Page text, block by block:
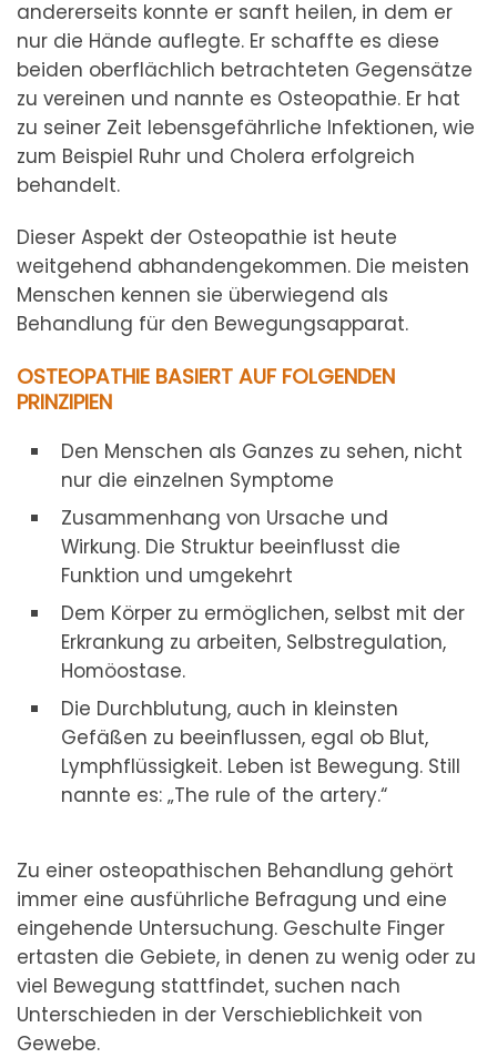
andererseits konnte er sanft heilen, in dem er
nur die Hände auflegte. Er schaffte es diese
beiden oberflächlich betrachteten Gegensätze
zu vereinen und nannte es Osteopathie. Er hat
zu seiner Zeit lebensgefährliche Infektionen, wie
zum Beispiel Ruhr und Cholera erfolgreich
behandelt.
Dieser Aspekt der Osteopathie ist heute
weitgehend abhandengekommen. Die meisten
Menschen kennen sie überwiegend als
Behandlung für den Bewegungsapparat.
OSTEOPATHIE BASIERT AUF FOLGENDEN
PRINZIPIEN
Den Menschen als Ganzes zu sehen, nicht
nur die einzelnen Symptome
Zusammenhang von Ursache und
Wirkung. Die Struktur beeinflusst die
Funktion und umgekehrt
Dem Körper zu ermöglichen, selbst mit der
Erkrankung zu arbeiten, Selbstregulation,
Homöostase.
Die Durchblutung, auch in kleinsten
Gefäßen zu beeinflussen, egal ob Blut,
Lymphflüssigkeit. Leben ist Bewegung. Still
nannte es: „The rule of the artery.“
Zu einer osteopathischen Behandlung gehört
immer eine ausführliche Befragung und eine
eingehende Untersuchung. Geschulte Finger
ertasten die Gebiete, in denen zu wenig oder zu
viel Bewegung stattfindet, suchen nach
Unterschieden in der Verschieblichkeit von
Gewebe.